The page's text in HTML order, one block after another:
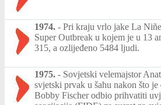
1974. - Pri kraju vrlo jake La
Super Outbreak u kojem je u 13
315, a ozlijeđeno 5484 ljudi.
1975. - Sovjetski velemajstor
svjetski prvak u šahu nakon što
Bobby Fischer odbio prihvatiti